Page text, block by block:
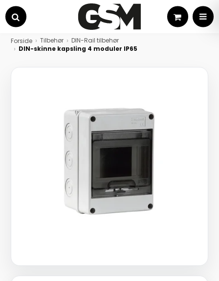
Søg
Kurv
Forside Tilbehør
DIN-Rail tilbehør
DIN-skinne kapsling 4 moduler IP65